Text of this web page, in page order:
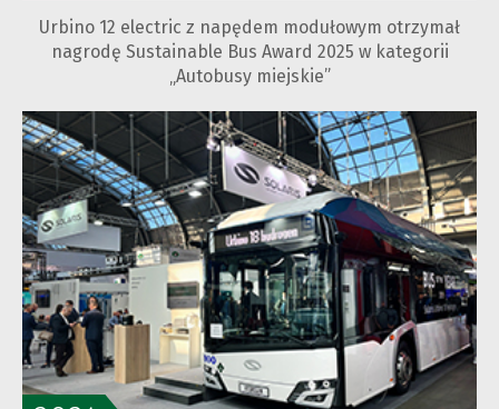
Urbino 12 electric z napędem modułowym otrzymał
nagrodę Sustainable Bus Award 2025 w kategorii
„Autobusy miejskie”